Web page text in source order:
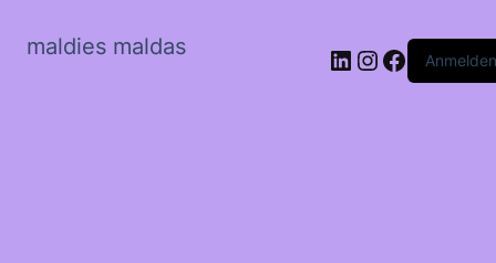
maldies maldas LinkedIn
Instagram
Anmelden